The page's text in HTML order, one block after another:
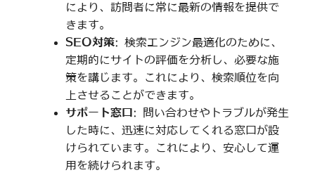
により、訪問者に常に最新の情報を提供で
きます。
SEO対策: 検索エンジン最適化のために、
定期的にサイトの評価を分析し、必要な施
策を講じます。これにより、検索順位を向
上させることができます。
サポート窓口 : 問い合わせやトラブルが発生
した時に、迅速に対応してくれる窓口が設
けられています。これにより、安心して運
用を続けられます。